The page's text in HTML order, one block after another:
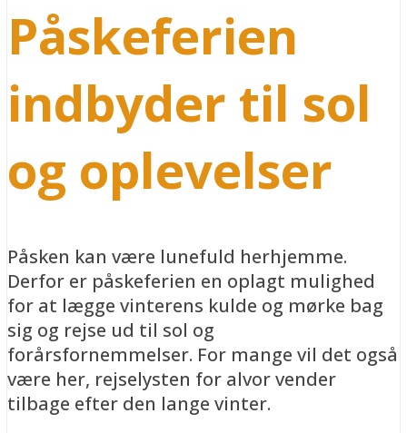
Påskeferien
indbyder til sol
og oplevelser
Påsken kan være lunefuld herhjemme.
Derfor er påskeferien en oplagt mulighed
for at lægge vinterens kulde og mørke bag
sig og rejse ud til sol og
forårsfornemmelser. For mange vil det også
være her, rejselysten for alvor vender
tilbage efter den lange vinter.